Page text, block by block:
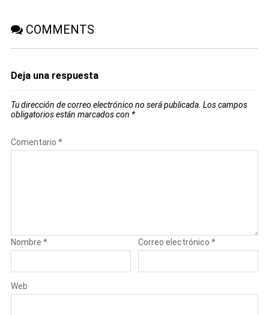
COMMENTS
Deja una respuesta
Tu dirección de correo electrónico no será publicada. Los campos
obligatorios están marcados con *
Comentario *
Nombre * Correo electrónico*
Web